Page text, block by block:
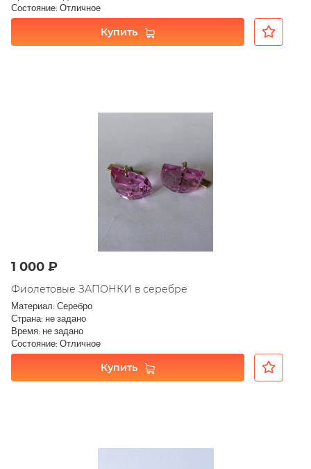
Состояние: Отличное
Купить
1 000 ₽
Фиолетовые ЗАПОНКИ в серебре
Материал: Серебро
Страна: не задано
Время: не задано
Состояние: Отличное
Купить